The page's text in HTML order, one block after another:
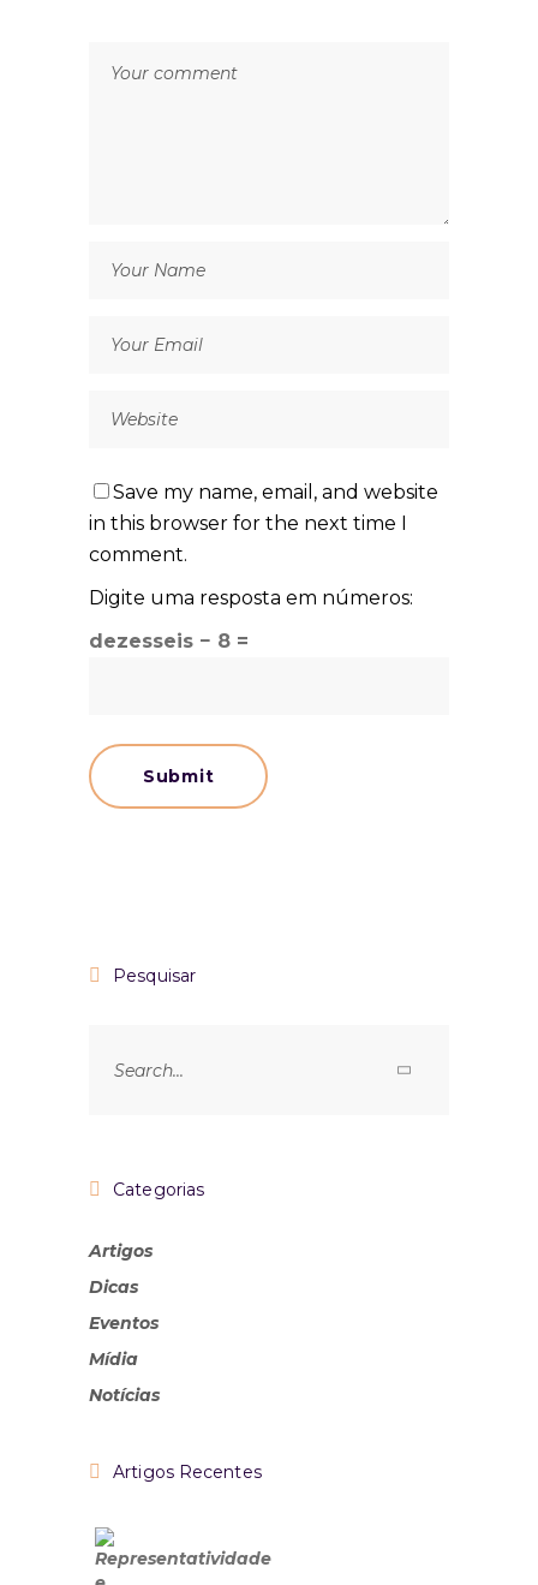
Save my name, email, and website
in this browser for the next time I
comment.
Digite uma resposta em números:
dezesseis − 8 =
Pesquisar
Categorias
Artigos
Dicas
Eventos
Mídia
Notícias
Artigos Recentes